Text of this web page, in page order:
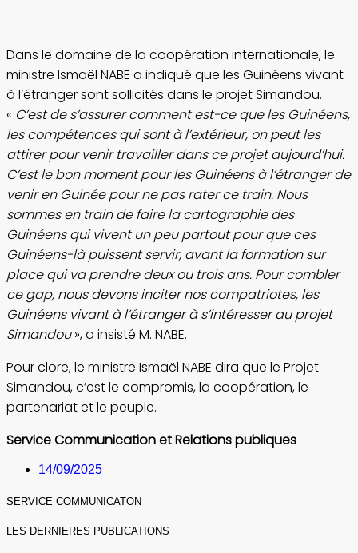
Dans le domaine de la coopération internationale, le
ministre Ismaël NABE a indiqué que les Guinéens vivant
à l’étranger sont sollicités dans le projet Simandou.
« C’est de s’assurer comment est-ce que les Guinéens,
les compétences qui sont à l’extérieur, on peut les
attirer pour venir travailler dans ce projet aujourd’hui.
C’est le bon moment pour les Guinéens à l’étranger de
venir en Guinée pour ne pas rater ce train. Nous
sommes en train de faire la cartographie des
Guinéens qui vivent un peu partout pour que ces
Guinéens-là puissent servir, avant la formation sur
place qui va prendre deux ou trois ans. Pour combler
ce gap, nous devons inciter nos compatriotes, les
Guinéens vivant à l’étranger à s’intéresser au projet
Simandou», a insisté M. NABE.
Pour clore, le ministre Ismaël NABE dira que le Projet
Simandou, c’est le compromis, la coopération, le
partenariat et le peuple.
Service Communication et Relations publiques
14/09/2025
SERVICE COMMUNICATON
LES DERNIERES PUBLICATIONS